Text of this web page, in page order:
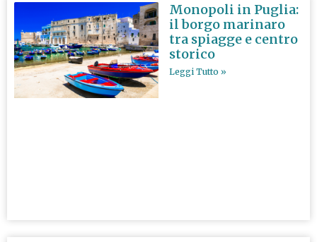
Monopoli in Puglia:
il borgo marinaro
tra spiagge e centro
storico
Leggi Tutto »